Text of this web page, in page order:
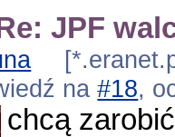
JPF
na#18,
chcą